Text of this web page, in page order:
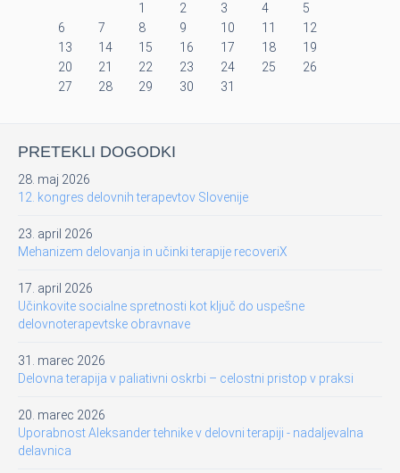
1
2 3 4
5
6
7 8 9 10 11
12
13
14 15 16 17 18
19
20
21 22 23 24 25
26
27
28 29 30 31
PRETEKLI DOGODKI
28. maj 2026
12. kongres delovnih terapevtov Slovenije
23. april 2026
Mehanizem delovanja in učinki terapije recoveriX
17. april 2026
Učinkovite socialne spretnosti kot ključ do uspešne
delovnoterapevtske obravnave
31. marec 2026
Delovna terapija v paliativni oskrbi – celostni pristop v praksi
20. marec 2026
Uporabnost Aleksander tehnike v delovni terapiji - nadaljevalna
delavnica